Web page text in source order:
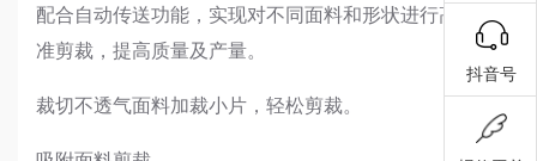
配合自动传送功能，实现对不同面料和形状进行高效精
准剪裁，提高质量及产量。
裁切不透气面料加裁小片，轻松剪裁。
抖音号